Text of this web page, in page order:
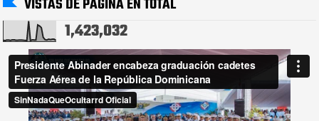
VISTAS DE PÁGINA EN TOTAL
1,423,032